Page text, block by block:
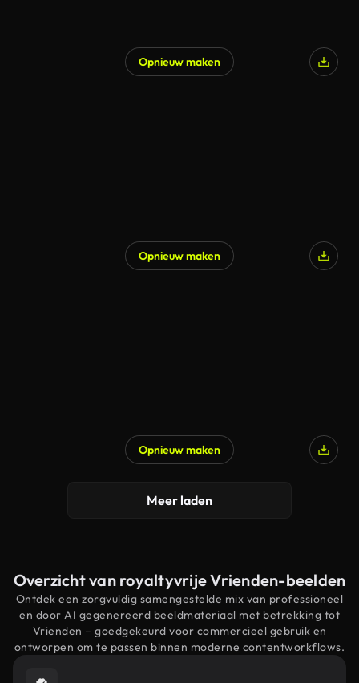
Opnieuw maken
Opnieuw maken
Opnieuw maken
Meer laden
Overzicht van royaltyvrije Vrienden-beelden
Ontdek een zorgvuldig samengestelde mix van professioneel
en door AI gegenereerd beeldmateriaal met betrekking tot
Vrienden – goedgekeurd voor commercieel gebruik en
ontworpen om te passen binnen moderne contentworkflows.